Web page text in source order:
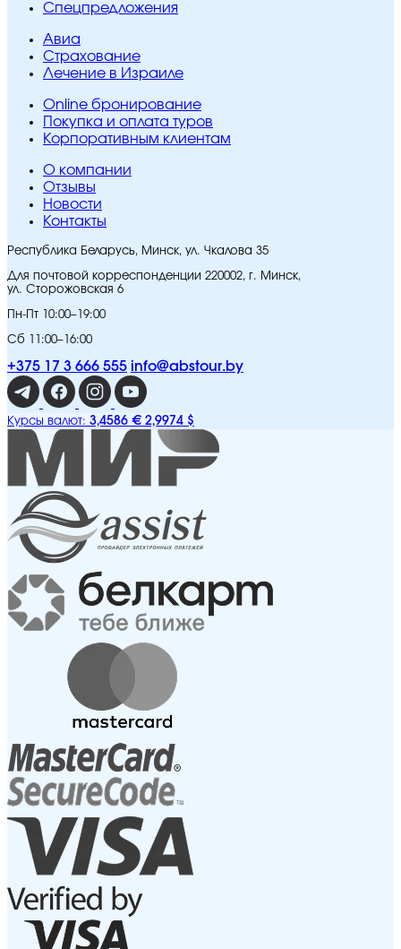
Спецпредложения
Авиа
Страхование
Лечение в Израиле
Online бронирование
Покупка и оплата туров
Корпоративным клиентам
O компании
Отзывы
Новости
Контакты
Республика Беларусь, Минск, ул. Чкалова 35
Для почтовой корреспонденции 220002, г. Минск,
ул. Сторожовская 6
Пн-Пт 10:00–19:00
Сб 11:00–16:00
+375 17 3 666 555 info@abstour.by
Курсы валют: 3,4586 € 2,9974 $